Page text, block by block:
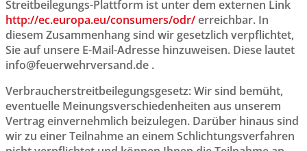
Streitbeilegungs-Plattform ist unter dem externen Link
http://ec.europa.eu/consumers/odr/erreichbar. In
diesem Zusammenhang sind wir gesetzlich verpflichtet,
Sie auf unsere E-Mail-Adresse hinzuweisen. Diese lautet
info@feuerwehrversand.de .
Verbraucherstreitbeilegungsgesetz: Wir sind bemüht,
eventuelle Meinungsverschiedenheiten aus unserem
Vertrag einvernehmlich beizulegen. Darüber hinaus sind
wir zu einer Teilnahme an einem Schlichtungsverfahren